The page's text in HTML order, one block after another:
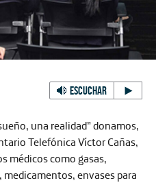
ESCUCHAR
una realidad” donamos,
Telefónica Víctor Cañas,
médicos como gasas,
envases para